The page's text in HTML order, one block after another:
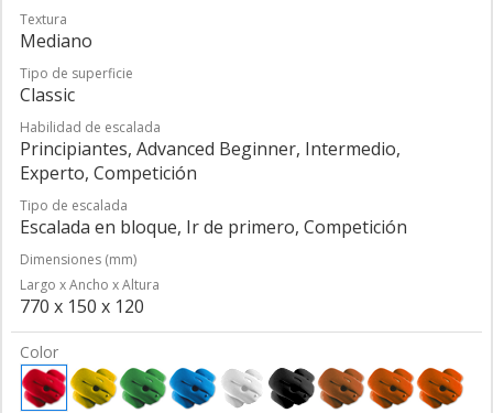
Textura
Mediano
Tipo de superficie
Classic
Habilidad de escalada
Principiantes, Advanced Beginner, Intermedio,
Experto, Competición
Tipo de escalada
Escalada en bloque, Ir de primero, Competición
Dimensiones (mm)
Largo x Ancho x Altura
770 x 150 x 120
Color